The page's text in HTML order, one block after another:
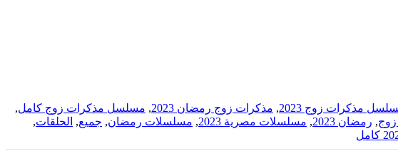
مذكرات زوج 2023 , مذكرات زوج رمضان 2023 , مسلسل مذكرات زوج كامل,
, رمضان 2023 , مسلسلات مصرية 2023 , مسلسلات رمضان, جميع, الحلقات,